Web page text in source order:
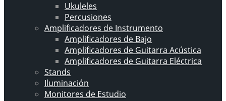
Ukuleles
Percusiones
Amplificadores de Instrumento
Amplificadores de Bajo
Amplificadores de Guitarra Acústica
Amplificadores de Guitarra Eléctrica
Stands
Iluminación
Monitores de Estudio